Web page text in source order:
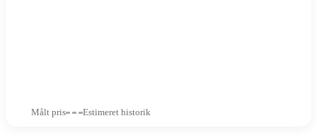
Målt pris Estimeret historik